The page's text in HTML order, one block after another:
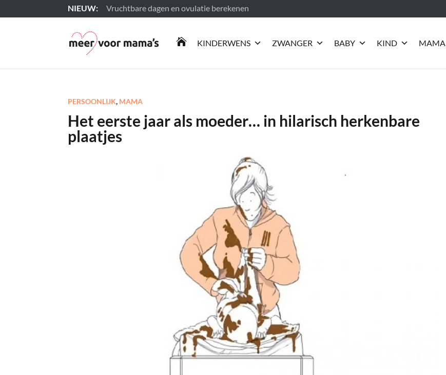
Vruchtbare dagen en ovulatie berekenen
Lees meer
 KINDERWENS ZWANGER BABY KIND MAMA
PERSOONLIJK, MAMA
Het eerste jaar als moeder… in hilarisch herkenbare
plaatjes